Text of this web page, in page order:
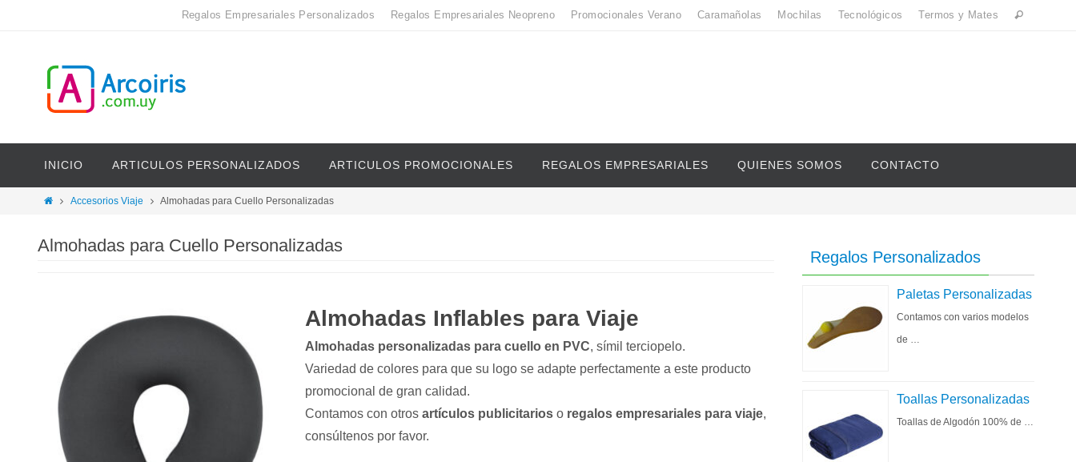
Regalos Empresariales Personalizados Regalos Empresariales Neopreno Promocionales Verano Caramañolas Mochilas Tecnológicos Termos y Mates
INICIO ARTICULOS PERSONALIZADOS ARTICULOS PROMOCIONALES REGALOS EMPRESARIALES QUIENES SOMOS CONTACTO
Accesorios Viaje Almohadas para Cuello Personalizadas
Almohadas para Cuello Personalizadas
Almohadas Inflables para Viaje
Almohadas personalizadas para cuello en PVC, símil terciopelo.
Variedad de colores para que su logo se adapte perfectamente a este producto
promocional de gran calidad.
Contamos con otros artículos publicitarios o regalos empresariales para viaje,
consúltenos por favor.
Regalos Personalizados
Paletas Personalizadas
Contamos con varios modelos
de …
Toallas Personalizadas
Toallas de Algodón 100% de …